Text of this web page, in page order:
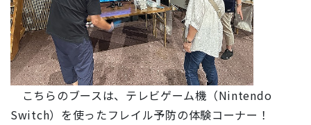
こちらのブースは、テレビゲーム機（Nintendo
Switch）を使ったフレイル予防の体験コーナー！